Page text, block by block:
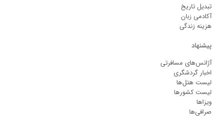
تبدیل تاریخ
آکادمی زبان
هزینه زندگی
پیشنهاد
آژانس‌های مسافرتی
اخبار گردشگری
لیست هتل‌ها
لیست کشورها
ویزاها
صرافی‌ها